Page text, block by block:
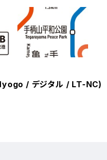
/ デジタル / LT-NC)